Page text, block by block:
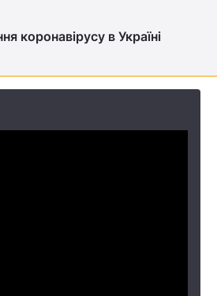
коронавірусу в Україні